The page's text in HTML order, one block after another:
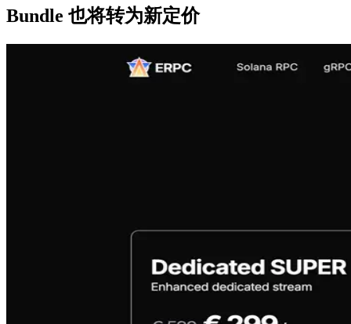
Bundle 也将转为新定价